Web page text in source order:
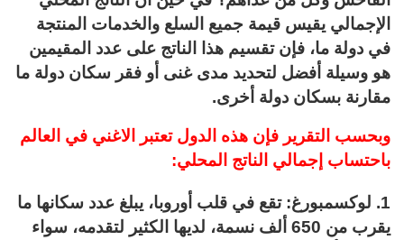
الإجمالي يقيس قيمة جميع السلع والخدمات المنتجة
في دولة ما، فإن تقسيم هذا الناتج على عدد المقيمين
هو وسيلة أفضل لتحديد مدى غنى أو فقر سكان دولة ما
مقارنة بسكان دولة أخرى.
وبحسب التقرير فإن هذه الدول تعتبر الاغني في العالم
باحتساب إجمالي الناتج المحلي:
1. لوكسمبورغ: تقع في قلب أوروبا، يبلغ عدد سكانها ما
يقرب من 650 ألف نسمة، لديها الكثير لتقدمه، سواء